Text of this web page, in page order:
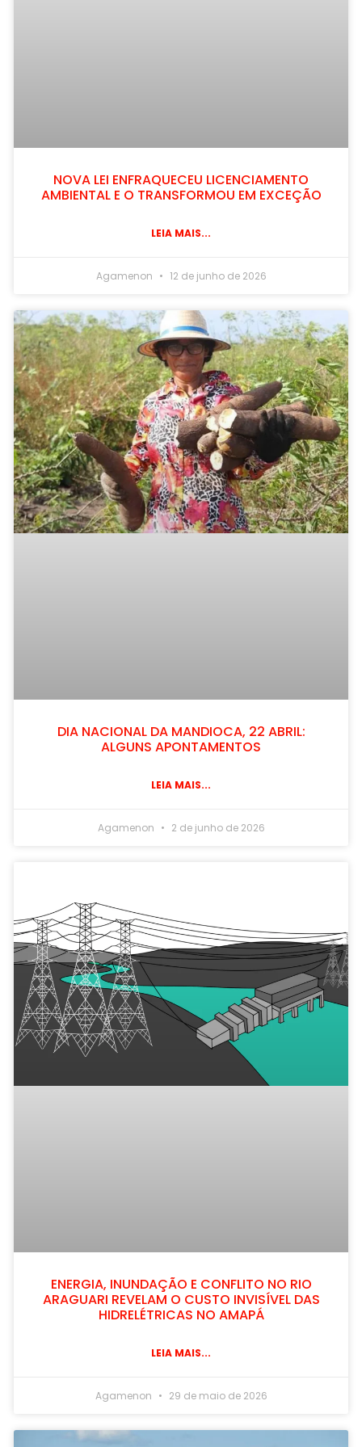
NOVA LEI ENFRAQUECEU LICENCIAMENTO
AMBIENTAL E O TRANSFORMOU EM EXCEÇÃO
LEIA MAIS...
Agamenon 12 de junho de 2026
DIA NACIONAL DA MANDIOCA, 22 ABRIL:
ALGUNS APONTAMENTOS
LEIA MAIS...
Agamenon 2 de junho de 2026
ENERGIA, INUNDAÇÃO E CONFLITO NO RIO
ARAGUARI REVELAM O CUSTO INVISÍVEL DAS
HIDRELÉTRICAS NO AMAPÁ
LEIA MAIS...
Agamenon 29 de maio de 2026